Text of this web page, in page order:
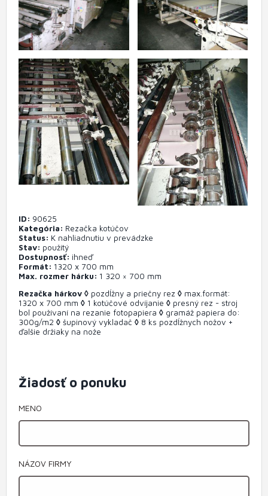
ID
90625
Kategória
Rezačka kotúčov
Status
K nahliadnutiu v prevádzke
Stav
použitý
Dostupnosť
ihneď
Formát
1320 x 700 mm
Max. rozmer hárku
1 320 × 700 mm
Rezačka hárkov ◊ pozdĺžny a priečny rez◊ max.formát:
1320 x 700 mm◊ 1 kotúčové odvíjanie◊ presný rez - stroj
bol používaní na rezanie fotopapiera◊ gramáž papiera do:
300g/m2◊ šupinový vykladač◊ 8 ks pozdĺžnych nožov +
ďalšie držiaky na nože
Žiadosť o ponuku
MENO
NÁZOV FIRMY